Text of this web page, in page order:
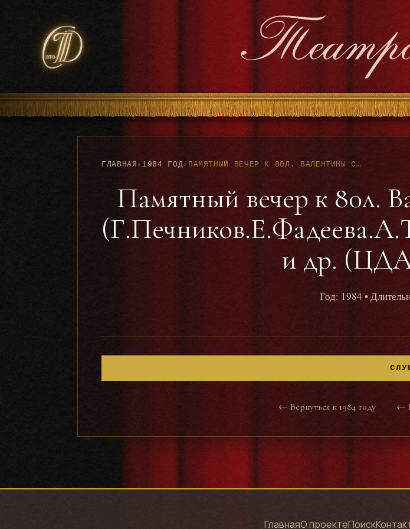
ГЛАВНАЯ › 1984 ГОД› ПАМЯТНЫЙ ВЕЧЕР К 80Л. ВАЛЕНТИНЫ СПЕРАНТОВОЙ (Г.ПЕЧНИКОВ.Е.ФАДЕЕВА.А.Т.АЛЕКСИН.М.КНЕБЕЛЬ.В.РОЗОВ,Л.КАСАТКИНА И ДР. (ЦДА 23.2.84Г)
Памятный вечер к 80л.
и др. (ЦДА
Год: 1984 •
← Вернуться к 1984 году ←
ГлавнаяО проектеПоиск